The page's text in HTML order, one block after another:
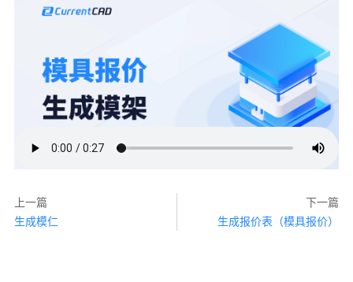
上一篇
生成模仁
下一篇
生成报价表（模具报价）